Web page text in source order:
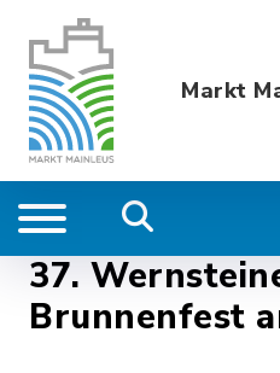
Markt
37.
Brunnenfest